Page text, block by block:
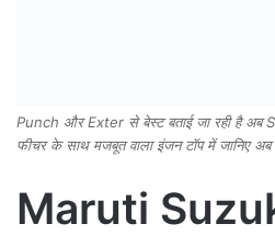
Punch और Exter से बेस्ट बताई जा रही है अब
फीचर के साथ मजबूत वाला इंजन टॉप में जानिए अब
Maruti